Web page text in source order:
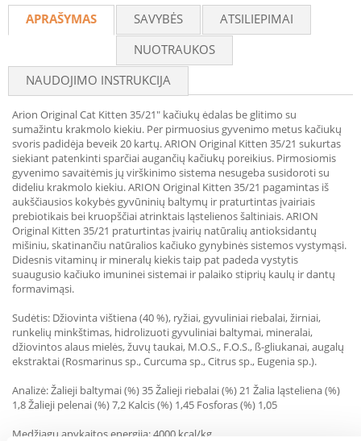
APRAŠYMAS SAVYBĖS
ATSILIEPIMAI
NUOTRAUKOS
NAUDOJIMO INSTRUKCIJA
Arion Original Cat Kitten 35/21" kačiukų ėdalas be glitimo su
sumažintu krakmolo kiekiu. Per pirmuosius gyvenimo metus kačiukų
svoris padidėja beveik 20 kartų. ARION Original Kitten 35/21 sukurtas
siekiant patenkinti sparčiai augančių kačiukų poreikius. Pirmosiomis
gyvenimo savaitėmis jų virškinimo sistema nesugeba susidoroti su
dideliu krakmolo kiekiu. ARION Original Kitten 35/21 pagamintas iš
aukščiausios kokybės gyvūninių baltymų ir praturtintas įvairiais
prebiotikais bei kruopščiai atrinktais ląstelienos šaltiniais. ARION
Original Kitten 35/21 praturtintas įvairių natūralių antioksidantų
mišiniu, skatinančiu natūralios kačiuko gynybinės sistemos vystymąsi.
Didesnis vitaminų ir mineralų kiekis taip pat padeda vystytis
suaugusio kačiuko imuninei sistemai ir palaiko stiprių kaulų ir dantų
formavimąsi.
Sudėtis: Džiovinta vištiena (40 %), ryžiai, gyvuliniai riebalai, žirniai,
runkelių minkštimas, hidrolizuoti gyvuliniai baltymai, mineralai,
džiovintos alaus mielės, žuvų taukai, M.O.S., F.O.S., ß-gliukanai, augalų
ekstraktai (Rosmarinus sp., Curcuma sp., Citrus sp., Eugenia sp.).
Analizė: Žalieji baltymai (%) 35 Žalieji riebalai (%) 21 Žalia ląsteliena (%)
1,8 Žalieji pelenai (%) 7,2 Kalcis (%) 1,45 Fosforas (%) 1,05
Medžiagų apykaitos energija: 4000 kcal/kg